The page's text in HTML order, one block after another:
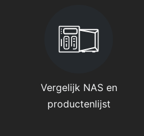
Vergelijk NAS en
productenlijst